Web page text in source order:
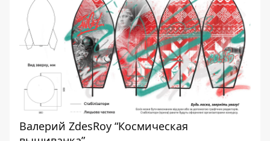
Валерий ZdesRoy “Космическая